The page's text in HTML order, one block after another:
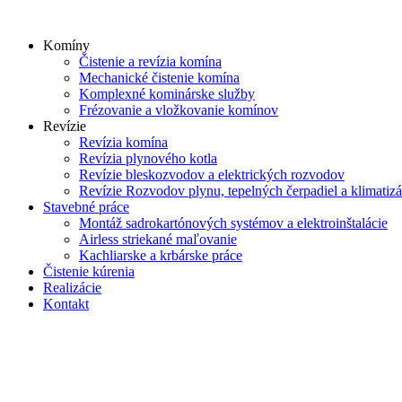
contentKomíny
Čistenie a revízia komína
Mechanické čistenie komína
Komplexné kominárske služby
Frézovanie a vložkovanie komínov
Revízie
Revízia komína
Revízia plynového kotla
Revízie bleskozvodov a elektrických rozvodov
Revízie Rozvodov plynu, tepelných čerpadiel a
Stavebné práce
Montáž sadrokartónových systémov a elektroinštalácie
Airless striekané maľovanie
Kachliarske a krbárske práce
Čistenie kúrenia
Realizácie
Kontakt